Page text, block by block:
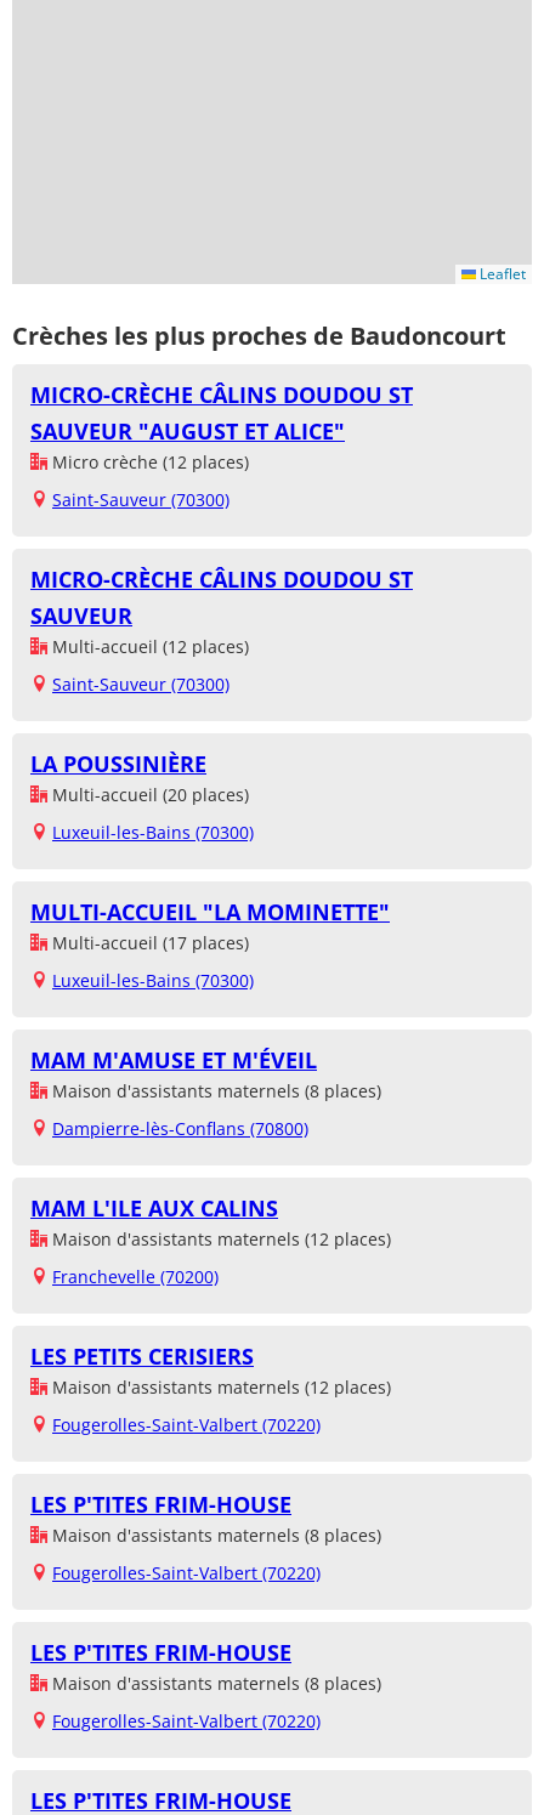
Leaflet
Crèches les plus proches de Baudoncourt
MICRO-CRÈCHE CÂLINS DOUDOU ST
SAUVEUR "AUGUST ET ALICE"
Micro crèche (12 places)
Saint-Sauveur (70300)
MICRO-CRÈCHE CÂLINS DOUDOU ST
SAUVEUR
Multi-accueil (12 places)
Saint-Sauveur (70300)
LA POUSSINIÈRE
Multi-accueil (20 places)
Luxeuil-les-Bains (70300)
MULTI-ACCUEIL "LA MOMINETTE"
Multi-accueil (17 places)
Luxeuil-les-Bains (70300)
MAM M'AMUSE ET M'ÉVEIL
Maison d'assistants maternels (8 places)
Dampierre-lès-Conflans (70800)
MAM L'ILE AUX CALINS
Maison d'assistants maternels (12 places)
Franchevelle (70200)
LES PETITS CERISIERS
Maison d'assistants maternels (12 places)
Fougerolles-Saint-Valbert (70220)
LES P'TITES FRIM-HOUSE
Maison d'assistants maternels (8 places)
Fougerolles-Saint-Valbert (70220)
LES P'TITES FRIM-HOUSE
Maison d'assistants maternels (8 places)
Fougerolles-Saint-Valbert (70220)
LES P'TITES FRIM-HOUSE